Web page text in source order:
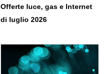
Offerte luce, gas e Internet
di luglio 2026